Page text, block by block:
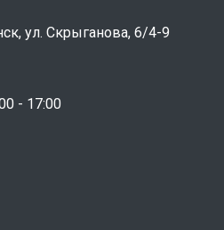
ул. Скрыганова, 6/4-9
- 17:00